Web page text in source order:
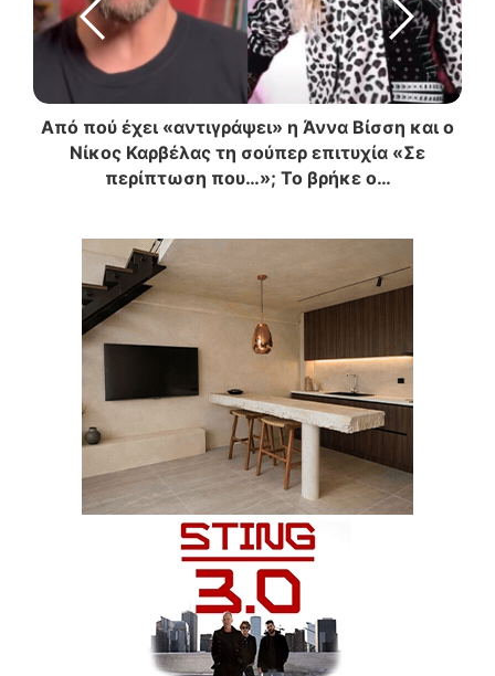
Από πού έχει «αντιγράψει» η Άννα Βίσση και ο
Νίκος Καρβέλας τη σούπερ επιτυχία «Σε
περίπτωση που…»; Το βρήκε ο…